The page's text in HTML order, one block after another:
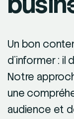
Un bon
d’informer :
Notre
une
audience et